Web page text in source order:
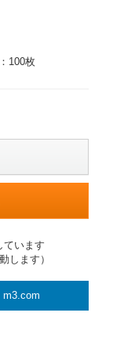
100枚
ています
します）
m3.com